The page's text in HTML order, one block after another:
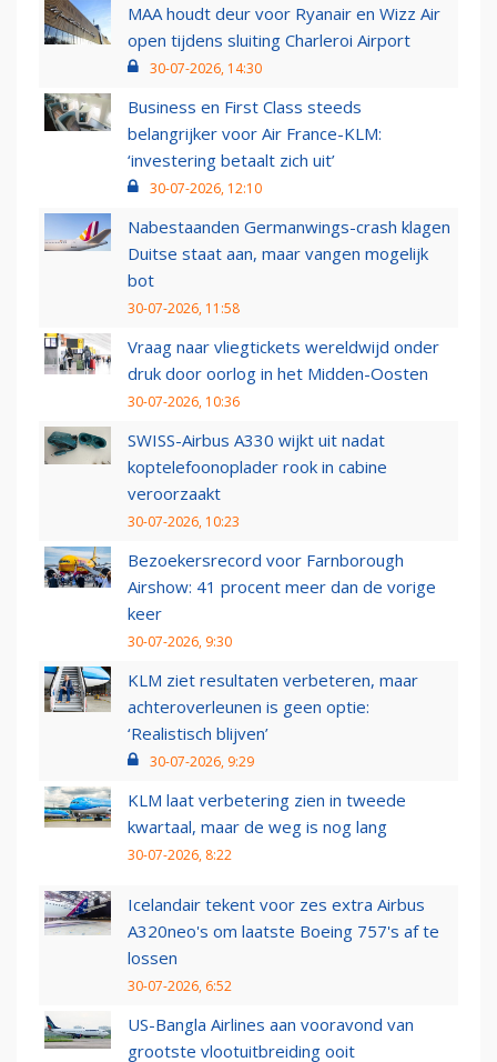
MAA houdt deur voor Ryanair en Wizz Air
open tijdens sluiting Charleroi Airport
30-07-2026, 14:30
Business en First Class steeds
belangrijker voor Air France-KLM:
‘investering betaalt zich uit’
30-07-2026, 12:10
Nabestaanden Germanwings-crash klagen
Duitse staat aan, maar vangen mogelijk
bot
30-07-2026, 11:58
Vraag naar vliegtickets wereldwijd onder
druk door oorlog in het Midden-Oosten
30-07-2026, 10:36
SWISS-Airbus A330 wijkt uit nadat
koptelefoonoplader rook in cabine
veroorzaakt
30-07-2026, 10:23
Bezoekersrecord voor Farnborough
Airshow: 41 procent meer dan de vorige
keer
30-07-2026, 9:30
KLM ziet resultaten verbeteren, maar
achteroverleunen is geen optie:
‘Realistisch blijven’
30-07-2026, 9:29
KLM laat verbetering zien in tweede
kwartaal, maar de weg is nog lang
30-07-2026, 8:22
Icelandair tekent voor zes extra Airbus
A320neo's om laatste Boeing 757's af te
lossen
30-07-2026, 6:52
US-Bangla Airlines aan vooravond van
grootste vlootuitbreiding ooit